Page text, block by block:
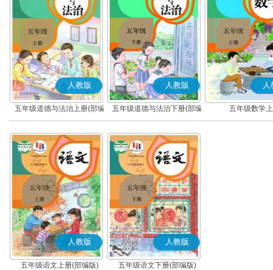
人教版
五年级道德与法治上册(部编
版)
人教版
五年级道德与法治下册(部编
版)
人
五年级数学
人教版
五年级语文上册(部编版)
人教版
五年级语文下册(部编版)